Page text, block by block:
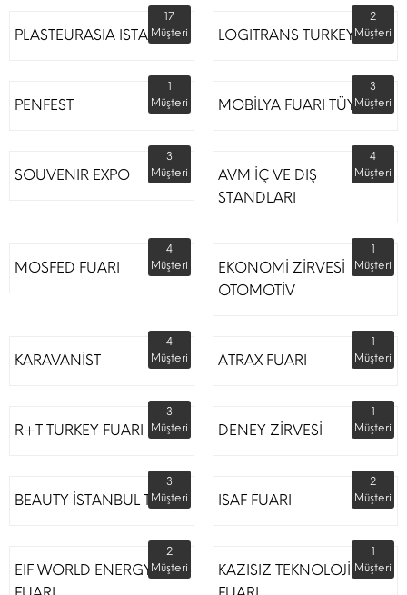
PLASTEURASIA ISTANBUL
17
Müşteri
LOGITRANS TURKEY
2
Müşteri
PENFEST
1
Müşteri
MOBİLYA FUARI TÜYAP
3
Müşteri
SOUVENIR EXPO
3
Müşteri
AVM İÇ VE DIŞ
STANDLARI
4
Müşteri
MOSFED FUARI
4
Müşteri
EKONOMİ ZİRVESİ
OTOMOTİV
1
Müşteri
KARAVANİST
4
Müşteri
ATRAX FUARI
1
Müşteri
R+T TURKEY FUARI
3
Müşteri
DENEY ZİRVESİ
1
Müşteri
BEAUTY İSTANBUL TÜYAP
3
Müşteri
ISAF FUARI
2
Müşteri
EIF WORLD ENERGY
2
Müşteri
KAZISIZ TEKNOLOJİLER
1
Müşteri